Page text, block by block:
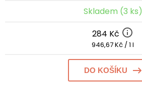
Skladem (3 ks)
284 Kč
946,67 Kč / 1 l
DO KOŠÍKU